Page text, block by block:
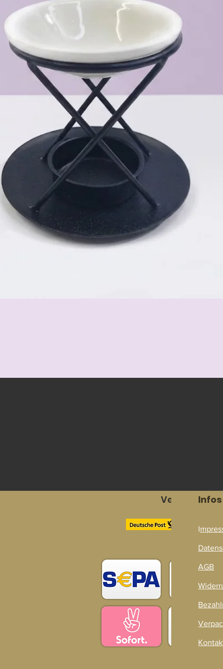
Bestimmungsgemäße Verwendung:
sind für das Führen und Sichern von Hunden während
Sie sind nicht für den Einsatz als Zugleine oder bei
Warnhinweis:
Leinen nicht, wenn sichtbare Abnutzung oder Schäden
besonders die Karabiner und Verbindungsteile,
PPM/Hollandleinen:
dazu geeignet am Boden schleifen zu lassen, nicht für
Fäden/es entsteht Pilling. Das Gleiche gilt für Kontakt mit
Bei unsachgemäßem Gebrauch besteht kein Widerrufsrecht.
Zahlarten
Infos
I
AGB